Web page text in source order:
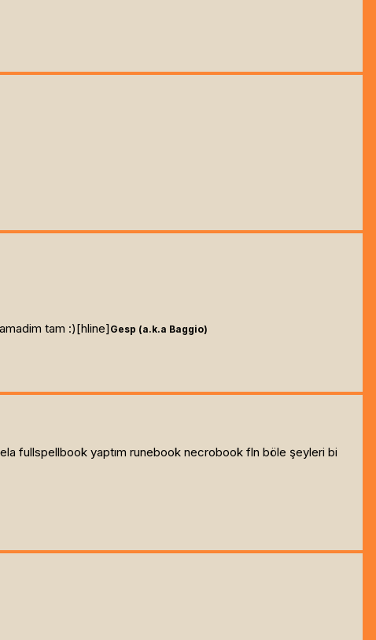
tam :)[hline] Gesp (a.k.a Baggio)
fullspellbook yaptım runebook necrobook fln böle şeyleri bi